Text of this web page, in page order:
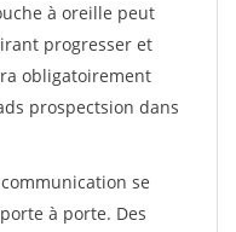
à oreille peut
progresser et
obligatoirement
prospectsion dans
se
à porte. Des